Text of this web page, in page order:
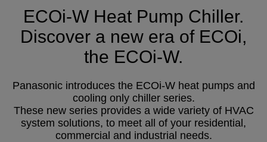
ECOi-W Heat Pump Chiller.
Discover a new era of ECOi,
the ECOi-W.
Panasonic introduces the ECOi-W heat pumps and
cooling only chiller series.
These new series provides a wide variety of HVAC
system solutions, to meet all of your residential,
commercial and industrial needs.